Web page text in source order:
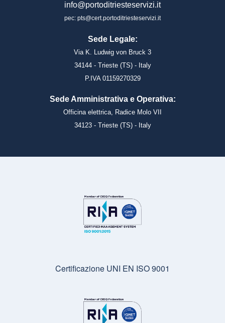
info@portoditriesteservizi.it
pec: pts@cert.portoditriesteservizi.it
Sede Legale:
Via K. Ludwig von Bruck 3
34144 - Trieste (TS) - Italy
P.IVA 01159270329
Sede Amministrativa e Operativa:
Officina elettrica, Radice Molo VII
34123 - Trieste (TS) - Italy
Certificazione UNI EN ISO 9001